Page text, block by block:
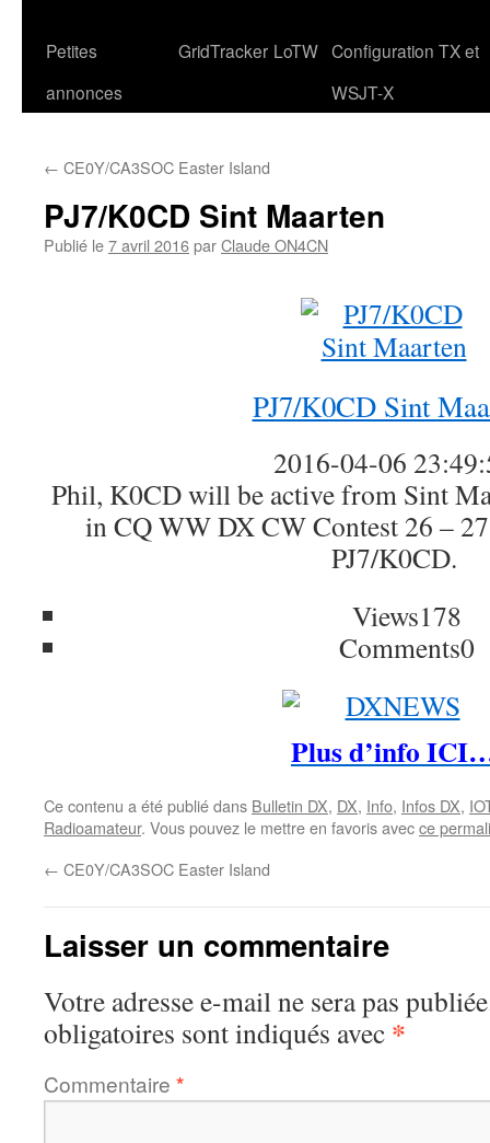
Petites
annonces
GridTracker LoTW Configuration TX et
WSJT-X
← CE0Y/CA3SOC Easter Island
PJ7/K0CD Sint Maarten
Publié le7 avril 2016parClaude ON4CN
PJ7/K0CD Sint
2016-04-06
Phil, K0CD will be active from Sint
in CQ WW DX CW Contest 26 –
PJ7/K0CD.
Views178
Comments0
Plus d’info
Ce contenu a été publié dans Bulletin DX, DX, Info, Infos DX,
Radioamateur. Vous pouvez le mettre en favoris avecce
← CE0Y/CA3SOC Easter Island
Laisser un commentaire
Votre adresse e-mail ne sera pas
obligatoires sont indiqués avec *
Commentaire *